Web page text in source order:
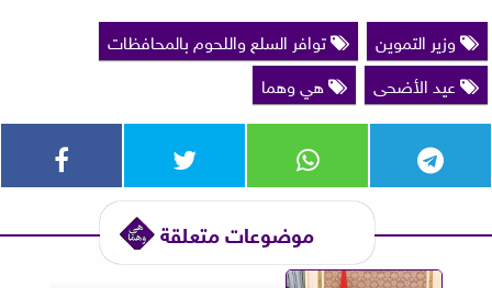
وزير التموين
توافر السلع واللحوم بالمحافظات
عيد الأضحى
هي وهما
موضوعات متعلقة